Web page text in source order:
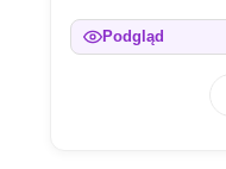
Podgląd